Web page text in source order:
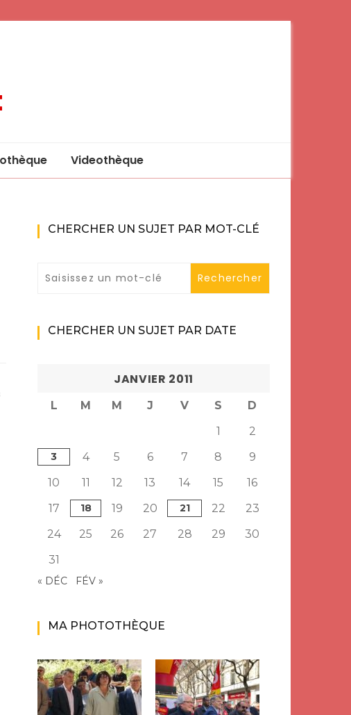
Videothèque
CHERCHER UN SUJET PAR MOT-CLÉ
CHERCHER UN SUJET PAR DATE
JANVIER 2011
L M M J V S
D
1
2
3 4 5 6 7 8
9
10
11 12 13 14 15
16
17
18 19 20 21 22
23
24
25 26 27 28 29
30
31
« DÉC FÉV »
MA PHOTOTHÈQUE